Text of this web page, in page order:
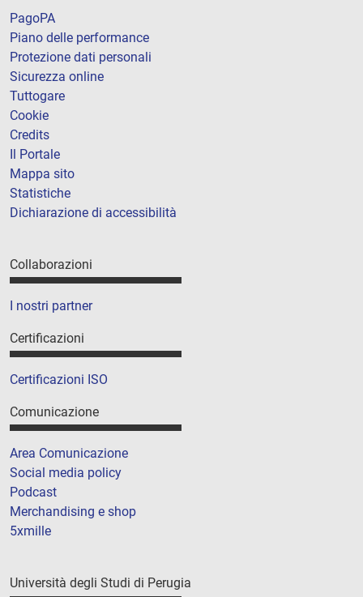
PagoPA
Piano delle performance
Protezione dati personali
Sicurezza online
Tuttogare
Cookie
Credits
Il Portale
Mappa sito
Statistiche
Dichiarazione di accessibilità
Collaborazioni
I nostri partner
Certificazioni
Certificazioni ISO
Comunicazione
Area Comunicazione
Social media policy
Podcast
Merchandising e shop
5xmille
Università degli Studi di Perugia